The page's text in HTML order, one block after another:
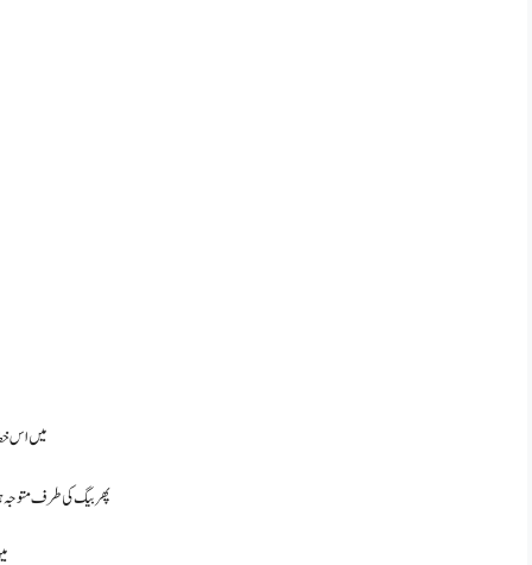
میں اس خط
پھر بیگ کی طرف متوجہ